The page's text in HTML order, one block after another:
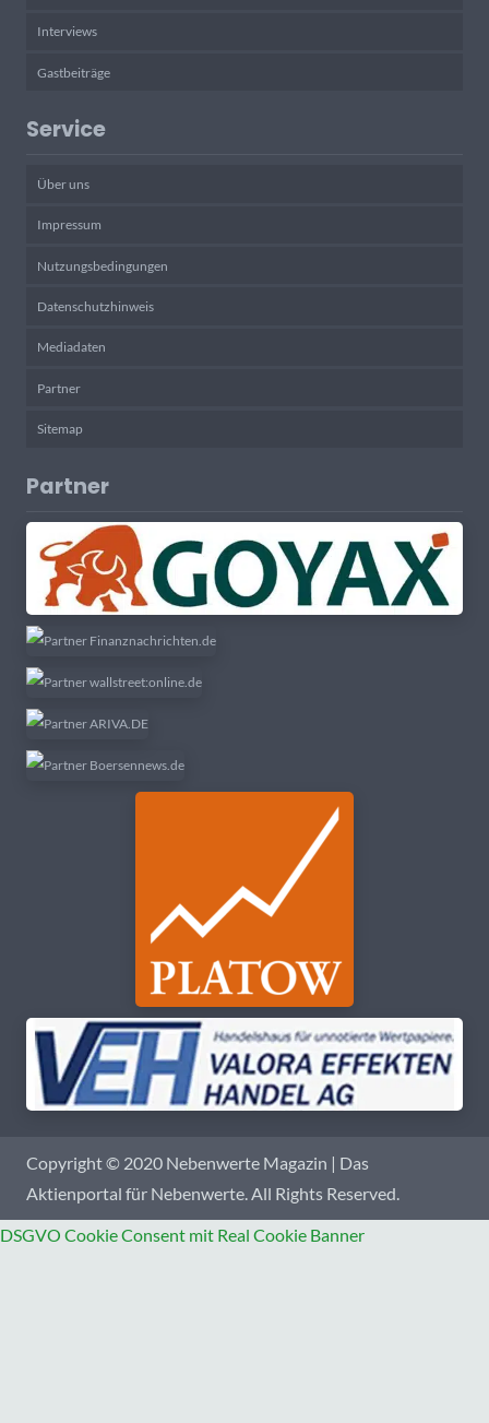
Interviews
Gastbeiträge
Service
Über uns
Impressum
Nutzungsbedingungen
Datenschutzhinweis
Mediadaten
Partner
Sitemap
Partner
Copyright © 2020 Nebenwerte Magazin | Das
Aktienportal für Nebenwerte. All Rights Reserved.
DSGVO Cookie Consent mit Real Cookie Banner